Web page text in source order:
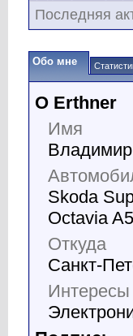
Последняя
Обо мне
О Erthner
Имя
Владимир
Skoda
Octavia
Откуда
Санкт-
Интересы